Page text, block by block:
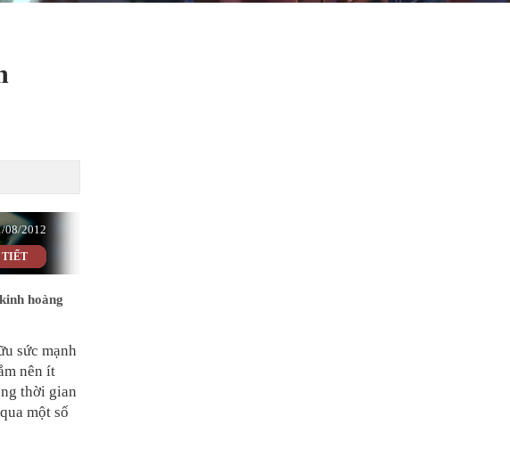
08/2012
hoàng
sức mạnh
nên ít
thời gian
một số